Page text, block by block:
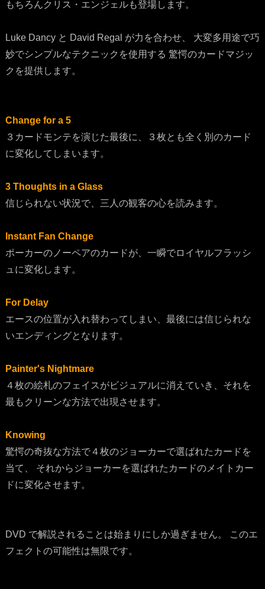
もちろんクリス・エンジェルも登場します。
Luke Dancy と David Regal が力を合わせ、 大変多用途で巧
妙でシンプルなテクニックを使用する 驚愕のカードマジッ
クを提供します。
Change for a 5
３カードモンテを演じた最後に、３枚とも全く別のカード
に変化してしまいます。
3 Thoughts in a Glass
信じられない状況で、三人の観客の心を読みます。
Instant Fan Change
ポーカーのノーペアのカードが、一瞬でロイヤルフラッシ
ュに変化します。
For Delay
エースの位置が入れ替わってしまい、最後には信じられな
いエンディングとなります。
Painter's Nightmare
４枚の絵札のフェイスがビジュアルに消えていき、それを
最もクリーンな方法で出現させます。
Knowing
驚愕の奇抜な方法で４枚のジョーカーで選ばれたカードを
当て、 それからジョーカーを選ばれたカードのメイトカー
ドに変化させます。
DVD で解説されることは始まりにしか過ぎません。 このエ
フェクトの可能性は無限です。